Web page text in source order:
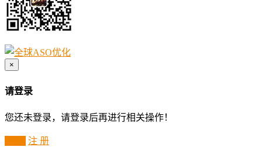
×
请登录
您还未登录，请登录后再进行相关操作！
注 册